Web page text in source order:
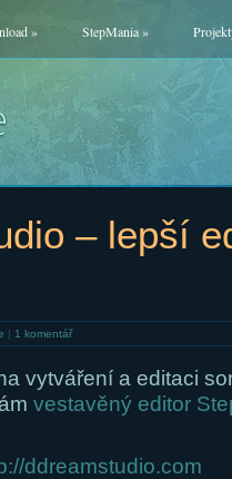
» StepMania»
– lepší
| 1 komentář
vytváření a editaci
vestavěný editor
ddreamstudio.com